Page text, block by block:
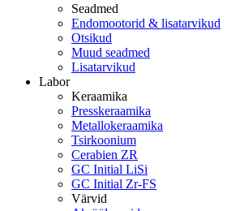
Seadmed
Endomootorid & lisatarvikud
Otsikud
Muud seadmed
Lisatarvikud
Labor
Keraamika
Presskeraamika
Metallokeraamika
Tsirkoonium
Cerabien ZR
GC Initial LiSi
GC Initial Zr-FS
Värvid